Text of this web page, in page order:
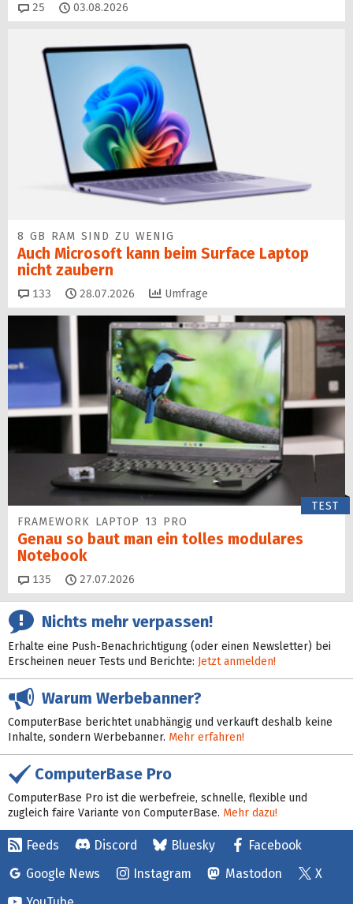
25 Kommentare
03.08.2026
8 GB RAM SIND ZU WENIG
Auch Microsoft kann beim Surface Laptop
nicht zaubern
133 Kommentare
28.07.2026 Umfrage
TEST
FRAMEWORK LAPTOP 13 PRO
Genau so baut man ein tolles modulares
Notebook
135 Kommentare
27.07.2026
Nichts mehr verpassen!
Erhalte eine Push-Benachrichtigung (oder einen Newsletter) bei
Erscheinen neuer Tests und Berichte: Jetzt anmelden!
Warum Werbebanner?
ComputerBase berichtet unabhängig und verkauft deshalb keine
Inhalte, sondern Werbebanner. Mehr erfahren!
ComputerBase Pro
ComputerBase Pro ist die werbefreie, schnelle, flexible und
zugleich faire Variante von ComputerBase. Mehr dazu!
Feeds Discord Bluesky
Facebook
Google News
Instagram Mastodon
X